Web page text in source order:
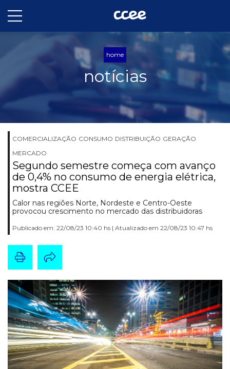
home
notícias
COMERCIALIZAÇÃO CONSUMO DISTRIBUIÇÃO GERAÇÃO
MERCADO
Segundo semestre começa com avanço
de 0,4% no consumo de energia elétrica,
mostra CCEE
Calor nas regiões Norte, Nordeste e Centro-Oeste
provocou crescimento no mercado das distribuidoras
Publicado em: 22/08/23 10:40 hs | Atualizado em 22/08/23 10:47 hs